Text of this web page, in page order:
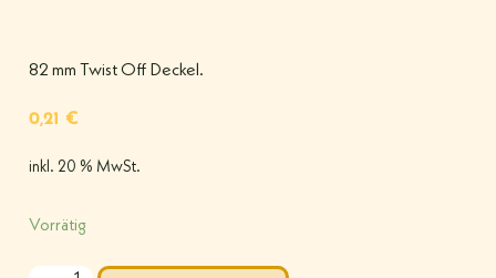
82 mm Twist Off Deckel.
0,21 €
inkl. 20 % MwSt.
Vorrätig